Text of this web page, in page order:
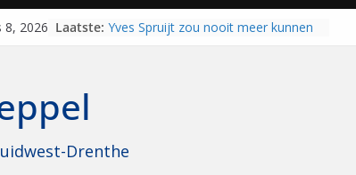
8, 2026 Laatste: Yves Spruijt zou nooit meer kunnen
bijna 1.000 zonnepanelen in gebruik
Drenthe